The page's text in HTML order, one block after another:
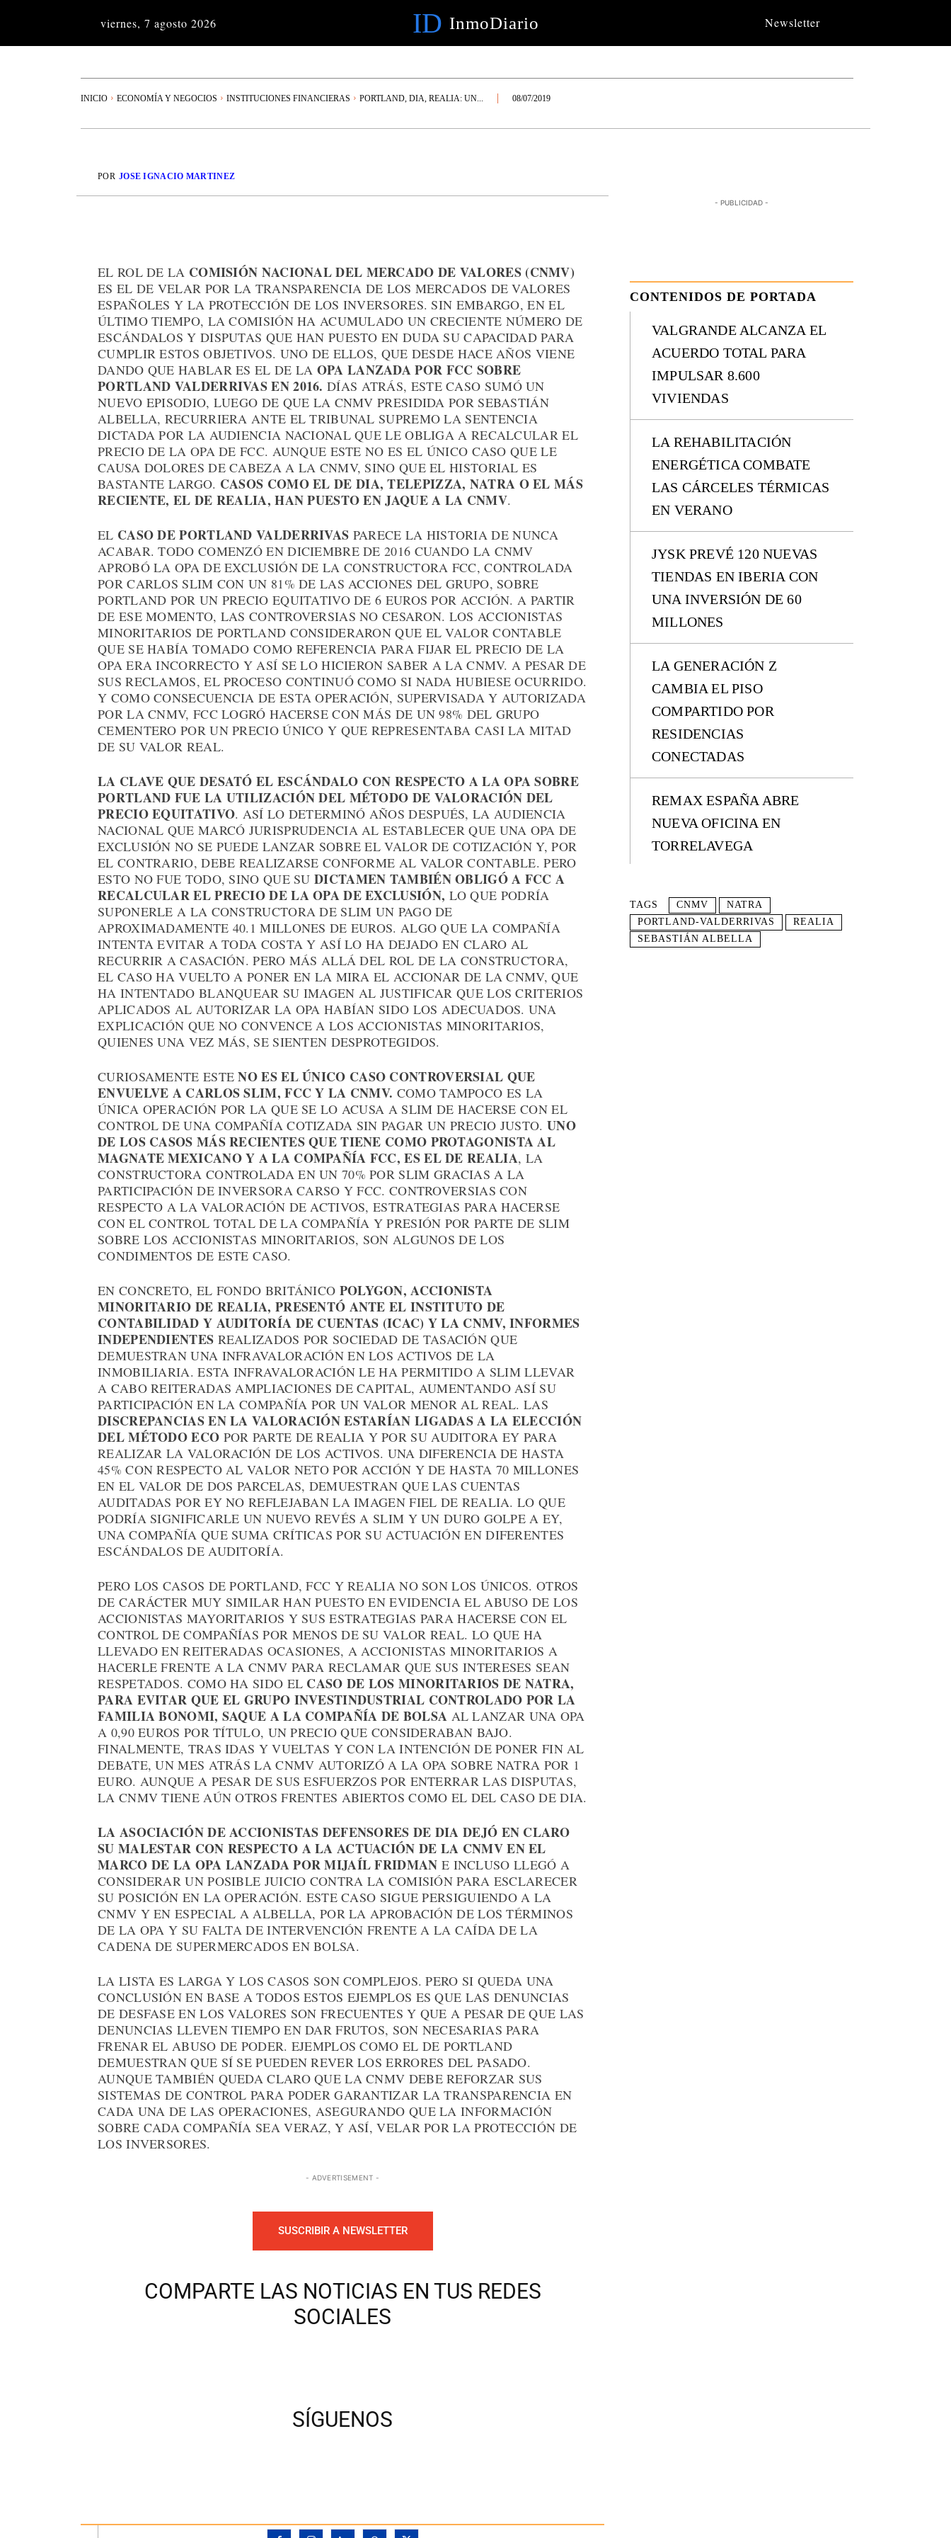
viernes, 7 agosto 2026 ID InmoDiario Newsletter
INICIO ECONOMÍA Y NEGOCIOS INSTITUCIONES FINANCIERAS PORTLAND, DIA, REALIA: UN... 08/07/2019
POR JOSE IGNACIO MARTINEZ
EL ROL DE LA COMISIÓN NACIONAL DEL MERCADO DE VALORES (CNMV)
ES EL DE VELAR POR LA TRANSPARENCIA DE LOS MERCADOS DE VALORES
ESPAÑOLES Y LA PROTECCIÓN DE LOS INVERSORES. SIN EMBARGO, EN EL
ÚLTIMO TIEMPO, LA COMISIÓN HA ACUMULADO UN CRECIENTE NÚMERO DE
ESCÁNDALOS Y DISPUTAS QUE HAN PUESTO EN DUDA SU CAPACIDAD PARA
CUMPLIR ESTOS OBJETIVOS. UNO DE ELLOS, QUE DESDE HACE AÑOS VIENE
DANDO QUE HABLAR ES EL DE LA OPA LANZADA POR FCC SOBRE
PORTLAND VALDERRIVAS EN 2016. DÍAS ATRÁS, ESTE CASO SUMÓ UN
NUEVO EPISODIO, LUEGO DE QUE LA CNMV PRESIDIDA POR SEBASTIÁN
ALBELLA, RECURRIERA ANTE EL TRIBUNAL SUPREMO LA SENTENCIA
DICTADA POR LA AUDIENCIA NACIONAL QUE LE OBLIGA A RECALCULAR EL
PRECIO DE LA OPA DE FCC. AUNQUE ESTE NO ES EL ÚNICO CASO QUE LE
CAUSA DOLORES DE CABEZA A LA CNMV, SINO QUE EL HISTORIAL ES
BASTANTE LARGO. CASOS COMO EL DE DIA, TELEPIZZA, NATRA O EL MÁS
RECIENTE, EL DE REALIA, HAN PUESTO EN JAQUE A LA CNMV.
EL CASO DE PORTLAND VALDERRIVAS PARECE LA HISTORIA DE NUNCA
ACABAR. TODO COMENZÓ EN DICIEMBRE DE 2016 CUANDO LA CNMV
APROBÓ LA OPA DE EXCLUSIÓN DE LA CONSTRUCTORA FCC, CONTROLADA
POR CARLOS SLIM CON UN 81% DE LAS ACCIONES DEL GRUPO, SOBRE
PORTLAND POR UN PRECIO EQUITATIVO DE 6 EUROS POR ACCIÓN. A PARTIR
DE ESE MOMENTO, LAS CONTROVERSIAS NO CESARON. LOS ACCIONISTAS
MINORITARIOS DE PORTLAND CONSIDERARON QUE EL VALOR CONTABLE
QUE SE HABÍA TOMADO COMO REFERENCIA PARA FIJAR EL PRECIO DE LA
OPA ERA INCORRECTO Y ASÍ SE LO HICIERON SABER A LA CNMV. A PESAR DE
SUS RECLAMOS, EL PROCESO CONTINUÓ COMO SI NADA HUBIESE OCURRIDO.
Y COMO CONSECUENCIA DE ESTA OPERACIÓN, SUPERVISADA Y AUTORIZADA
POR LA CNMV, FCC LOGRÓ HACERSE CON MÁS DE UN 98% DEL GRUPO
CEMENTERO POR UN PRECIO ÚNICO Y QUE REPRESENTABA CASI LA MITAD
DE SU VALOR REAL.
LA CLAVE QUE DESATÓ EL ESCÁNDALO CON RESPECTO A LA OPA SOBRE
PORTLAND FUE LA UTILIZACIÓN DEL MÉTODO DE VALORACIÓN DEL
PRECIO EQUITATIVO. ASÍ LO DETERMINÓ AÑOS DESPUÉS, LA AUDIENCIA
NACIONAL QUE MARCÓ JURISPRUDENCIA AL ESTABLECER QUE UNA OPA DE
EXCLUSIÓN NO SE PUEDE LANZAR SOBRE EL VALOR DE COTIZACIÓN Y, POR
EL CONTRARIO, DEBE REALIZARSE CONFORME AL VALOR CONTABLE. PERO
ESTO NO FUE TODO, SINO QUE SU DICTAMEN TAMBIÉN OBLIGÓ A FCC A
RECALCULAR EL PRECIO DE LA OPA DE EXCLUSIÓN, LO QUE PODRÍA
SUPONERLE A LA CONSTRUCTORA DE SLIM UN PAGO DE
APROXIMADAMENTE 40.1 MILLONES DE EUROS. ALGO QUE LA COMPAÑÍA
INTENTA EVITAR A TODA COSTA Y ASÍ LO HA DEJADO EN CLARO AL
RECURRIR A CASACIÓN. PERO MÁS ALLÁ DEL ROL DE LA CONSTRUCTORA,
EL CASO HA VUELTO A PONER EN LA MIRA EL ACCIONAR DE LA CNMV, QUE
HA INTENTADO BLANQUEAR SU IMAGEN AL JUSTIFICAR QUE LOS CRITERIOS
APLICADOS AL AUTORIZAR LA OPA HABÍAN SIDO LOS ADECUADOS. UNA
EXPLICACIÓN QUE NO CONVENCE A LOS ACCIONISTAS MINORITARIOS,
QUIENES UNA VEZ MÁS, SE SIENTEN DESPROTEGIDOS.
CURIOSAMENTE ESTENO ES EL ÚNICO CASO CONTROVERSIAL QUE
ENVUELVE A CARLOS SLIM, FCC Y LA CNMV. COMO TAMPOCO ES LA
ÚNICA OPERACIÓN POR LA QUE SE LO ACUSA A SLIM DE HACERSE CON EL
CONTROL DE UNA COMPAÑÍA COTIZADA SIN PAGAR UN PRECIO JUSTO. UNO
DE LOS CASOS MÁS RECIENTES QUE TIENE COMO PROTAGONISTA AL
MAGNATE MEXICANO Y A LA COMPAÑÍA FCC, ES EL DE REALIA, LA
CONSTRUCTORA CONTROLADA EN UN 70% POR SLIM GRACIAS A LA
PARTICIPACIÓN DE INVERSORA CARSO Y FCC. CONTROVERSIAS CON
RESPECTO A LA VALORACIÓN DE ACTIVOS, ESTRATEGIAS PARA HACERSE
CON EL CONTROL TOTAL DE LA COMPAÑÍA Y PRESIÓN POR PARTE DE SLIM
SOBRE LOS ACCIONISTAS MINORITARIOS, SON ALGUNOS DE LOS
CONDIMENTOS DE ESTE CASO.
EN CONCRETO, EL FONDO BRITÁNICO POLYGON, ACCIONISTA
MINORITARIO DE REALIA, PRESENTÓ ANTE EL INSTITUTO DE
CONTABILIDAD Y AUDITORÍA DE CUENTAS (ICAC) Y LA CNMV, INFORMES
INDEPENDIENTES REALIZADOS POR SOCIEDAD DE TASACIÓN QUE
DEMUESTRAN UNA INFRAVALORACIÓN EN LOS ACTIVOS DE LA
INMOBILIARIA. ESTA INFRAVALORACIÓN LE HA PERMITIDO A SLIM LLEVAR
A CABO REITERADAS AMPLIACIONES DE CAPITAL, AUMENTANDO ASÍ SU
PARTICIPACIÓN EN LA COMPAÑÍA POR UN VALOR MENOR AL REAL. LAS
DISCREPANCIAS EN LA VALORACIÓN ESTARÍAN LIGADAS A LA ELECCIÓN
DEL MÉTODO ECO POR PARTE DE REALIA Y POR SU AUDITORA EY PARA
REALIZAR LA VALORACIÓN DE LOS ACTIVOS. UNA DIFERENCIA DE HASTA
45% CON RESPECTO AL VALOR NETO POR ACCIÓN Y DE HASTA 70 MILLONES
EN EL VALOR DE DOS PARCELAS, DEMUESTRAN QUE LAS CUENTAS
AUDITADAS POR EY NO REFLEJABAN LA IMAGEN FIEL DE REALIA. LO QUE
PODRÍA SIGNIFICARLE UN NUEVO REVÉS A SLIM Y UN DURO GOLPE A EY,
UNA COMPAÑÍA QUE SUMA CRÍTICAS POR SU ACTUACIÓN EN DIFERENTES
ESCÁNDALOS DE AUDITORÍA.
PERO LOS CASOS DE PORTLAND, FCC Y REALIA NO SON LOS ÚNICOS. OTROS
DE CARÁCTER MUY SIMILAR HAN PUESTO EN EVIDENCIA EL ABUSO DE LOS
ACCIONISTAS MAYORITARIOS Y SUS ESTRATEGIAS PARA HACERSE CON EL
CONTROL DE COMPAÑÍAS POR MENOS DE SU VALOR REAL. LO QUE HA
LLEVADO EN REITERADAS OCASIONES, A ACCIONISTAS MINORITARIOS A
HACERLE FRENTE A LA CNMV PARA RECLAMAR QUE SUS INTERESES SEAN
RESPETADOS. COMO HA SIDO EL CASO DE LOS MINORITARIOS DE NATRA,
PARA EVITAR QUE EL GRUPO INVESTINDUSTRIAL CONTROLADO POR LA
FAMILIA BONOMI, SAQUE A LA COMPAÑÍA DE BOLSA AL LANZAR UNA OPA
A 0,90 EUROS POR TÍTULO, UN PRECIO QUE CONSIDERABAN BAJO.
FINALMENTE, TRAS IDAS Y VUELTAS Y CON LA INTENCIÓN DE PONER FIN AL
DEBATE, UN MES ATRÁS LA CNMV AUTORIZÓ A LA OPA SOBRE NATRA POR 1
EURO. AUNQUE A PESAR DE SUS ESFUERZOS POR ENTERRAR LAS DISPUTAS,
LA CNMV TIENE AÚN OTROS FRENTES ABIERTOS COMO EL DEL CASO DE DIA.
LA ASOCIACIÓN DE ACCIONISTAS DEFENSORES DE DIA DEJÓ EN CLARO
SU MALESTAR CON RESPECTO A LA ACTUACIÓN DE LA CNMV EN EL
MARCO DE LA OPA LANZADA POR MIJAÍL FRIDMAN E INCLUSO LLEGÓ A
CONSIDERAR UN POSIBLE JUICIO CONTRA LA COMISIÓN PARA ESCLARECER
SU POSICIÓN EN LA OPERACIÓN. ESTE CASO SIGUE PERSIGUIENDO A LA
CNMV Y EN ESPECIAL A ALBELLA, POR LA APROBACIÓN DE LOS TÉRMINOS
DE LA OPA Y SU FALTA DE INTERVENCIÓN FRENTE A LA CAÍDA DE LA
CADENA DE SUPERMERCADOS EN BOLSA.
LA LISTA ES LARGA Y LOS CASOS SON COMPLEJOS. PERO SI QUEDA UNA
CONCLUSIÓN EN BASE A TODOS ESTOS EJEMPLOS ES QUE LAS DENUNCIAS
DE DESFASE EN LOS VALORES SON FRECUENTES Y QUE A PESAR DE QUE LAS
DENUNCIAS LLEVEN TIEMPO EN DAR FRUTOS, SON NECESARIAS PARA
FRENAR EL ABUSO DE PODER. EJEMPLOS COMO EL DE PORTLAND
DEMUESTRAN QUE SÍ SE PUEDEN REVER LOS ERRORES DEL PASADO.
AUNQUE TAMBIÉN QUEDA CLARO QUE LA CNMV DEBE REFORZAR SUS
SISTEMAS DE CONTROL PARA PODER GARANTIZAR LA TRANSPARENCIA EN
CADA UNA DE LAS OPERACIONES, ASEGURANDO QUE LA INFORMACIÓN
SOBRE CADA COMPAÑÍA SEA VERAZ, Y ASÍ, VELAR POR LA PROTECCIÓN DE
LOS INVERSORES.
- ADVERTISEMENT -
SUSCRIBIR A NEWSLETTER
COMPARTE LAS NOTICIAS EN TUS REDES
SOCIALES
SÍGUENOS
- PUBLICIDAD -
CONTENIDOS DE PORTADA
VALGRANDE ALCANZA EL
ACUERDO TOTAL PARA
IMPULSAR 8.600
VIVIENDAS
LA REHABILITACIÓN
ENERGÉTICA COMBATE
LAS CÁRCELES TÉRMICAS
EN VERANO
JYSK PREVÉ 120 NUEVAS
TIENDAS EN IBERIA CON
UNA INVERSIÓN DE 60
MILLONES
LA GENERACIÓN Z
CAMBIA EL PISO
COMPARTIDO POR
RESIDENCIAS
CONECTADAS
REMAX ESPAÑA ABRE
NUEVA OFICINA EN
TORRELAVEGA
TAGS CNMV
NATRA
PORTLAND-VALDERRIVAS
REALIA
SEBASTIÁN ALBELLA